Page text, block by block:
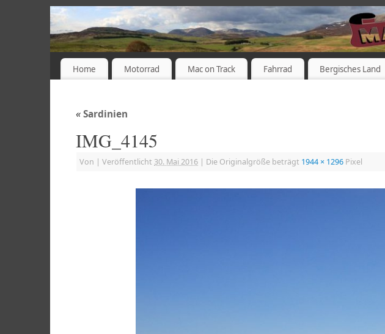
Home Motorrad Mac on Track Fahrrad Bergisches Land
«Sardinien
IMG_4145
Von | Veröffentlicht 30. Mai 2016 | Die Originalgröße beträgt 1944 × 1296 Pixel